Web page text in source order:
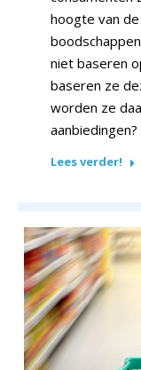
hoogte van
niet baseren
baseren ze
worden ze
aanbiedingen?
Lees verder!